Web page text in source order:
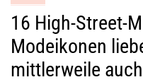
16 High-Street-
Modeikonen
mittlerweile auch